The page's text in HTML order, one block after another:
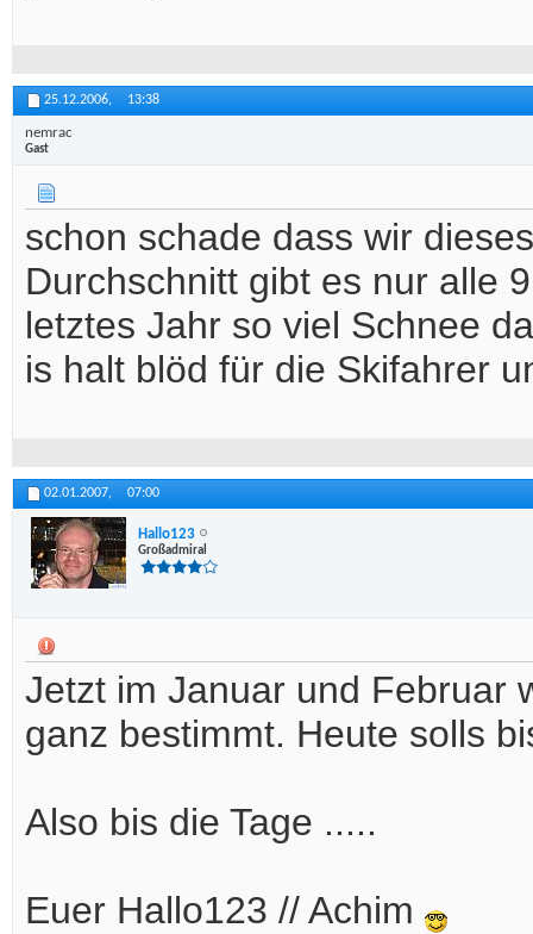
25.12.2006, 13:38
nemrac
Gast
schon schade dass wir
Durchschnitt gibt es nur alle
letztes Jahr so viel Schnee
is halt blöd für die Skifahrer
02.01.2007, 07:00
Hallo123
Großadmiral
Jetzt im Januar und Februar
ganz bestimmt. Heute solls
Also bis die Tage .....
Euer Hallo123 // Achim